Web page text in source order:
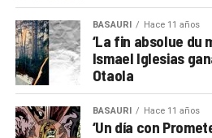
BASAURI Hace 11 años
‘La fin absolue du
Ismael Iglesias
Otaola
BASAURI Hace 11 años
‘Un día con